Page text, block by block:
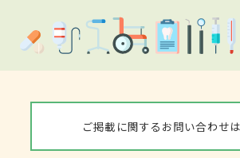
ご掲載に関するお問い合わせ